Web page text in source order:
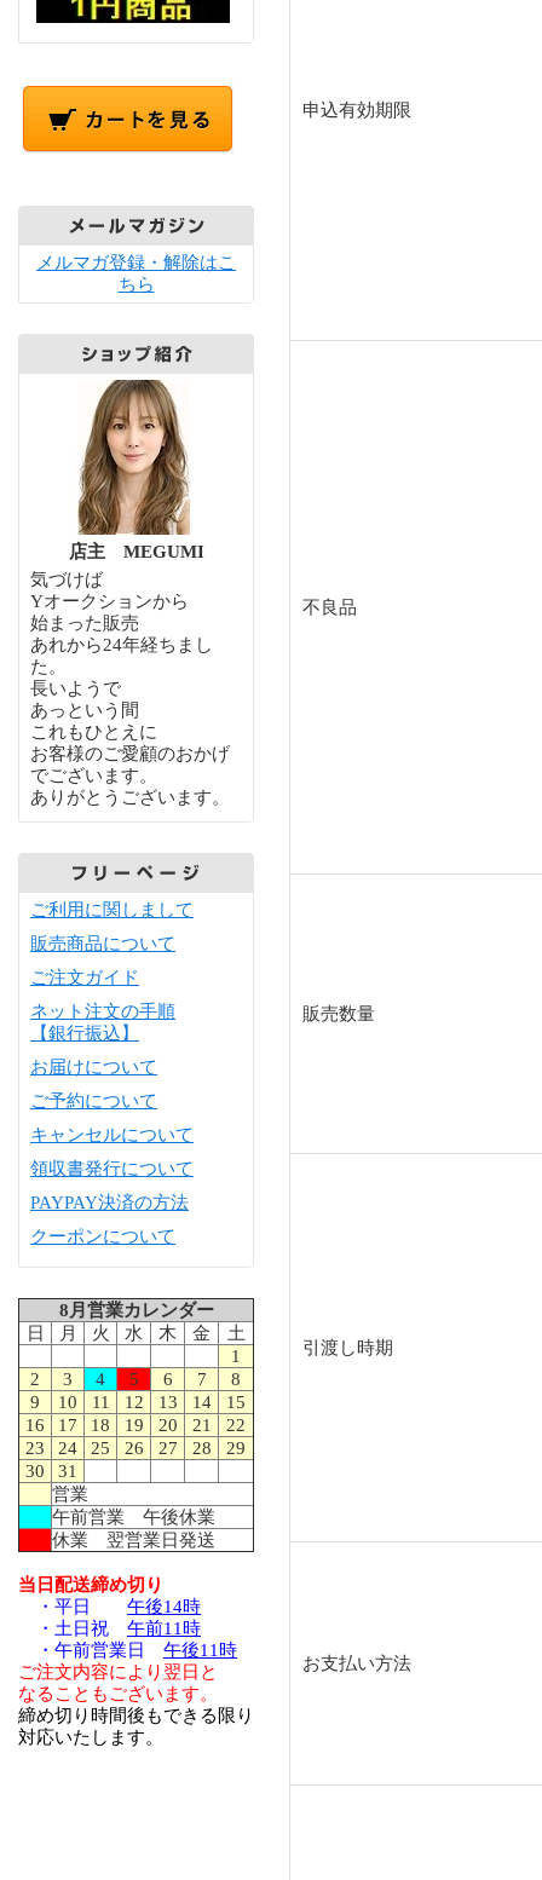
メルマガ登録・解除はこ
ちら
店主 MEGUMI
気づけば
Yオークションから
始まった販売
あれから24年経ちまし
た。
長いようで
あっという間
これもひとえに
お客様のご愛顧のおかげ
でございます。
ありがとうございます。
ご利用に関しまして
販売商品について
ご注文ガイド
ネット注文の手順
【銀行振込】
お届けについて
ご予約について
キャンセルについて
領収書発行について
PAYPAY決済の方法
クーポンについて
8月営業カレンダー
日
月 火 水 木 金
土
1
2
3 4 5 6 7
8
9
10 11 12 13 14
15
16
17 18 19 20 21
22
23
24 25 26 27 28
29
30
31
営業
午前営業 午後休業
休業 翌営業日発送
当日配送締め切り
・平日 午後14時
・土日祝 午前11時
・午前営業日 午後11時
ご注文内容により翌日と
なることもございます。
締め切り時間後もできる限り
対応いたします。
申込有効期限
不良品
販売数量
引渡し時期
お支払い方法